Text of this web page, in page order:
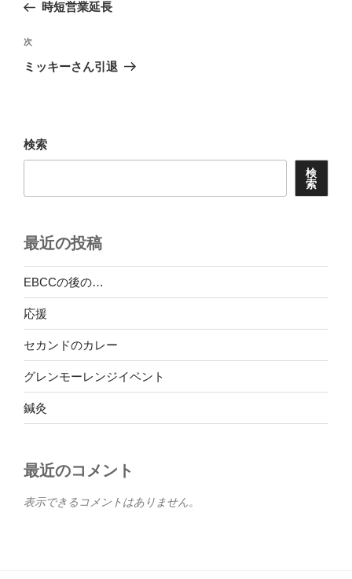
ナ
ビ
ゲ
ン
稿
時短営業延長
次
の
次
ミッキーさん引退
検索
検
索
最近の投稿
EBCCの後の…
応援
セカンドのカレー
グレンモーレンジイベント
鍼灸
最近のコメント
表示できるコメントはありません。